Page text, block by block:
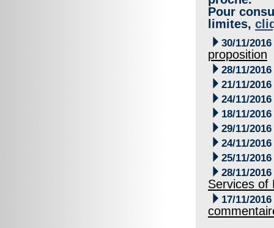
Pour
limites,
 30/11/2016
proposition
 28/11/2016
 21/11/2016
 24/11/2016
 18/11/2016
 29/11/2016
 24/11/2016
 25/11/2016
 28/11/2016
Services of
 17/11/2016